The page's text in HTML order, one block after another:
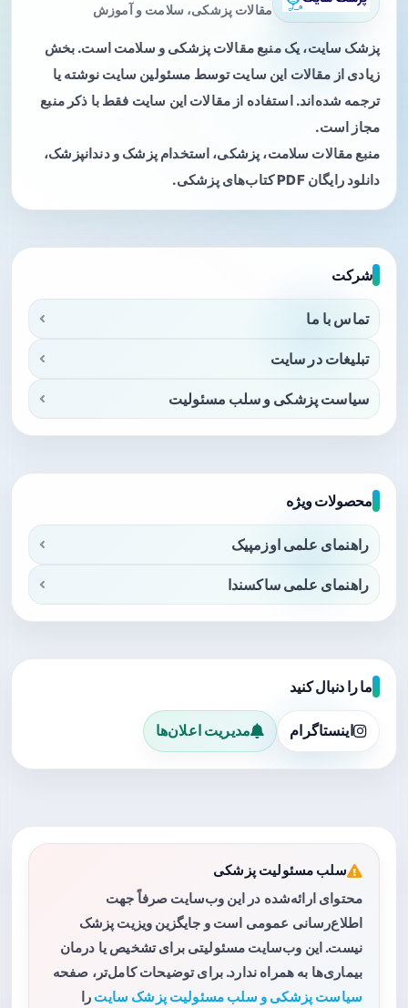
مقالات پزشکی، سلامت و آموزش
پزشک سایت، یک منبع مقالات پزشکی و سلامت است. بخش
زیادی از مقالات این سایت توسط مسئولین سایت نوشته یا
ترجمه شده‌اند. استفاده از مقالات این سایت فقط با ذکر منبع
مجاز است.
منبع مقالات سلامت، پزشکی، استخدام پزشک و دندانپزشک،
دانلود رایگان PDF کتاب‌های پزشکی.
شرکت
تماس با ما
تبلیغات در سایت
سیاست پزشکی و سلب مسئولیت
محصولات ویژه
راهنمای علمی اوزمپیک
راهنمای علمی ساکسندا
ما را دنبال کنید
اینستاگرام مدیریت اعلان‌ها
سلب مسئولیت پزشکی
محتوای ارائه‌شده در این وب‌سایت صرفاً جهت
اطلاع‌رسانی عمومی است و جایگزین ویزیت پزشک
نیست. این وب‌سایت مسئولیتی برای تشخیص یا درمان
بیماری‌ها به همراه ندارد. برای توضیحات کامل‌تر، صفحه
سیاست پزشکی و سلب مسئولیت پزشک سایت را